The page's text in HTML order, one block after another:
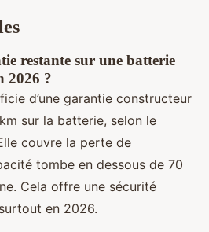
restante sur une batterie
2026 ?
d’une garantie constructeur
sur la batterie, selon le
couvre la perte de
tombe en dessous de 70
Cela offre une sécurité
en 2026.